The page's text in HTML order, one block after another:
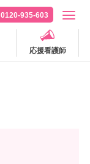
0120-935-603
応援看護師